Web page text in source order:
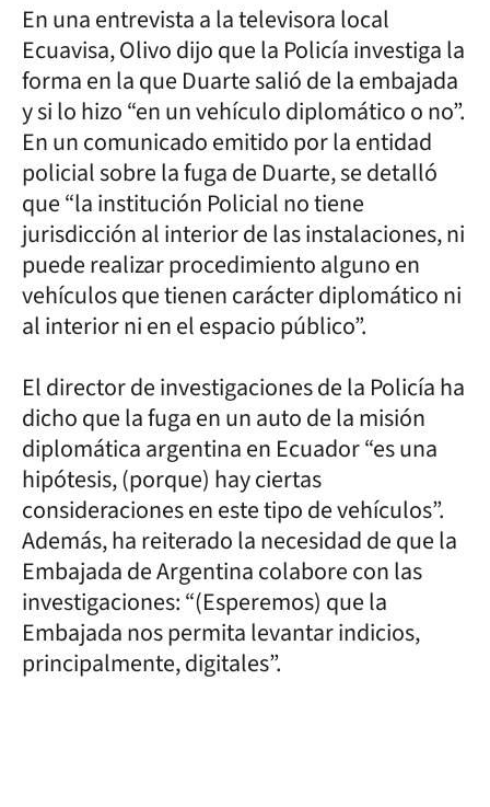
En una entrevista a la televisora local
Ecuavisa, Olivo dijo que la Policía investiga la
forma en la que Duarte salió de la embajada
y si lo hizo “en un vehículo diplomático o no”.
En un comunicado emitido por la entidad
policial sobre la fuga de Duarte, se detalló
que “la institución Policial no tiene
jurisdicción al interior de las instalaciones, ni
puede realizar procedimiento alguno en
vehículos que tienen carácter diplomático ni
al interior ni en el espacio público”.
El director de investigaciones de la Policía ha
dicho que la fuga en un auto de la misión
diplomática argentina en Ecuador “es una
hipótesis, (porque) hay ciertas
consideraciones en este tipo de vehículos”.
Además, ha reiterado la necesidad de que la
Embajada de Argentina colabore con las
investigaciones: “(Esperemos) que la
Embajada nos permita levantar indicios,
principalmente, digitales”.